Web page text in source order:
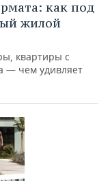
как под
жилой
квартиры с
— чем удивляет